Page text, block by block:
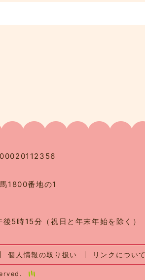
1800番地の1
5時15分（祝日と年末年始を除く）
個人情報の取り扱い リンクについて